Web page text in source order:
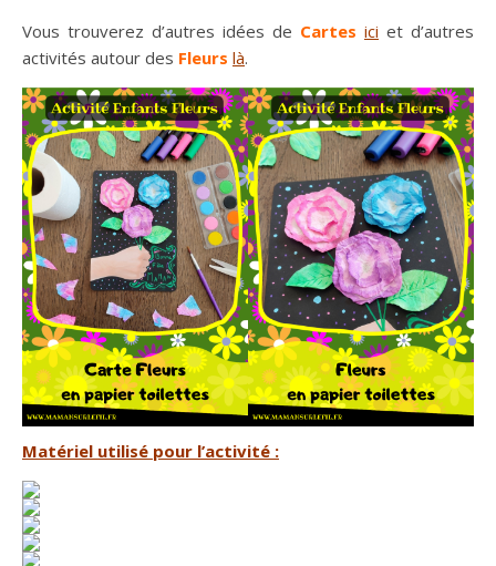
Vous trouverez d’autres idées de Cartes ici et d’autres
activités autour des Fleurs là.
Matériel utilisé pour l’activité :